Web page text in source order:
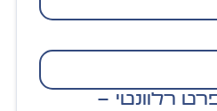
רלוונטי -